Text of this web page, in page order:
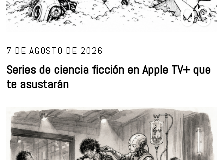
03
7 DE AGOSTO DE 2026
Series de ciencia ficción en Apple TV+ que
te asustarán